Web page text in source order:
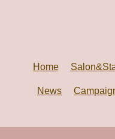
Home
News